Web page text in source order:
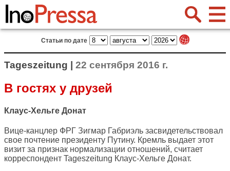
Статьи по дате
Tageszeitung | 22 сентября 2016 г.
В гостях у друзей
Клаус-Хельге Донат
Вице-канцлер ФРГ Зигмар Габриэль засвидетельствовал
свое почтение президенту Путину. Кремль выдает этот
визит за признак нормализации отношений, считает
корреспондент Tageszeitung Клаус-Хельге Донат.